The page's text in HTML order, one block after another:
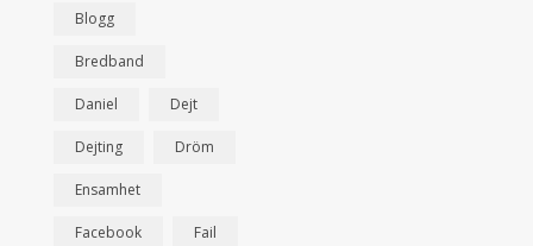
Blogg
Bredband
Daniel Dejt
Dejting Dröm
Ensamhet
Facebook Fail